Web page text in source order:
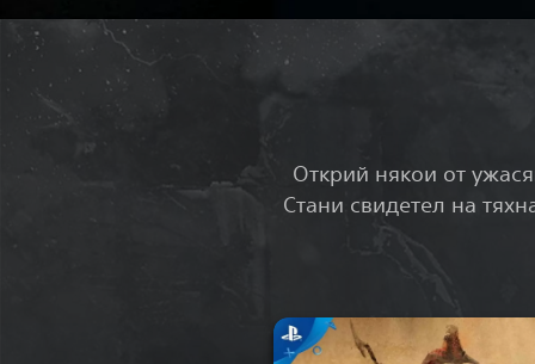
Открий някои от
Стани свидетел на